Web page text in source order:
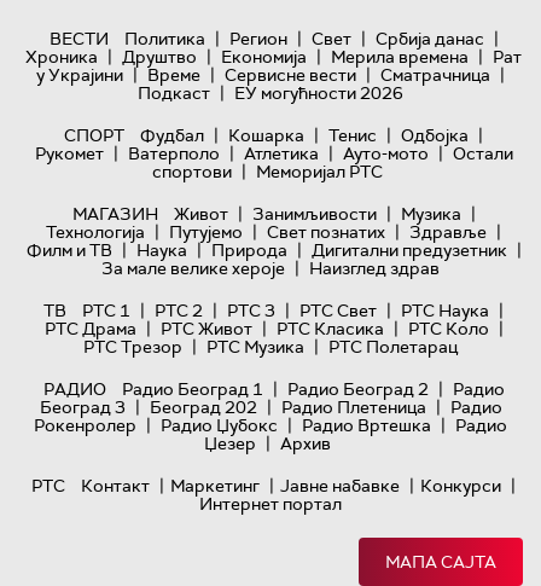
ВЕСТИ Политика | Регион | Свет | Србија данас |
Хроника | Друштво | Економија | Мерила времена | Рат
у Украјини | Време | Сервисне вести | Сматрачница |
Подкаст | ЕУ могућности 2026
СПОРТ
Фудбал | Кошарка | Тенис | Одбојка |
Рукомет | Ватерполо | Атлетика | Ауто-мото | Остали
спортови | Меморијал РТС
МАГАЗИН
Живот | Занимљивости | Музика |
Технологијa | Путујемо | Свет познатих | Здравље |
Филм и ТВ | Наука | Природа | Дигитални предузетник |
За мале велике хероје | Наизглед здрав
ТВ
РТС 1 | РТС 2 | РТС 3 | РТС Свет | РТС Наука |
РТС Драма | РТС Живот | РТС Класика | РТС Коло |
РТС Трезор | РТС Музика | РТС Полетарац
РАДИО
Радио Београд 1 | Радио Београд 2 | Радио
Београд 3 | Београд 202 | Радио Плетеница | Радио
Рокенролер | Радио Џубокс | Радио Вртешка | Радио
Џезер | Архив
РТС
Контакт | Маркетинг | Јавне набавке | Конкурси |
Интернет портал
МАПА САЈТА